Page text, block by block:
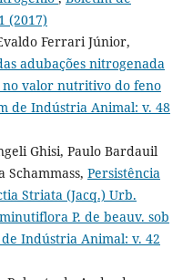
(2017)
Ferrari Júnior,
adubações nitrogenada
no valor nutritivo do feno
de Indústria Animal: v. 48
Ghisi, Paulo Bardauil
Persistência
Striata (Jacq.) Urb.
P. de beauv. sob
Indústria Animal: v. 42